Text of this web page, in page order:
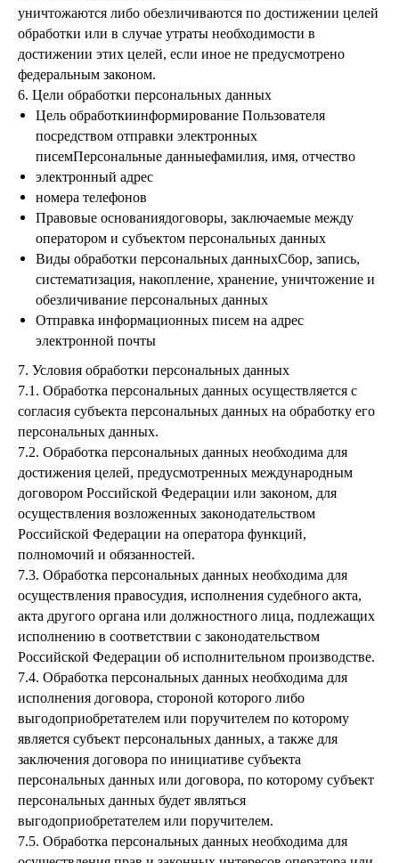
уничтожаются либо обезличиваются по достижении целей
обработки или в случае утраты необходимости в
достижении этих целей, если иное не предусмотрено
федеральным законом.
6. Цели обработки персональных данных
Цель обработкиинформирование Пользователя
посредством отправки электронных
писемПерсональные данныефамилия, имя, отчество
электронный адрес
номера телефонов
Правовые основаниядоговоры, заключаемые между
оператором и субъектом персональных данных
Виды обработки персональных данныхСбор, запись,
систематизация, накопление, хранение, уничтожение и
обезличивание персональных данных
Отправка информационных писем на адрес
электронной почты
7. Условия обработки персональных данных
7.1. Обработка персональных данных осуществляется с
согласия субъекта персональных данных на обработку его
персональных данных.
7.2. Обработка персональных данных необходима для
достижения целей, предусмотренных международным
договором Российской Федерации или законом, для
осуществления возложенных законодательством
Российской Федерации на оператора функций,
полномочий и обязанностей.
7.3. Обработка персональных данных необходима для
осуществления правосудия, исполнения судебного акта,
акта другого органа или должностного лица, подлежащих
исполнению в соответствии с законодательством
Российской Федерации об исполнительном производстве.
7.4. Обработка персональных данных необходима для
исполнения договора, стороной которого либо
выгодоприобретателем или поручителем по которому
является субъект персональных данных, а также для
заключения договора по инициативе субъекта
персональных данных или договора, по которому субъект
персональных данных будет являться
выгодоприобретателем или поручителем.
7.5. Обработка персональных данных необходима для